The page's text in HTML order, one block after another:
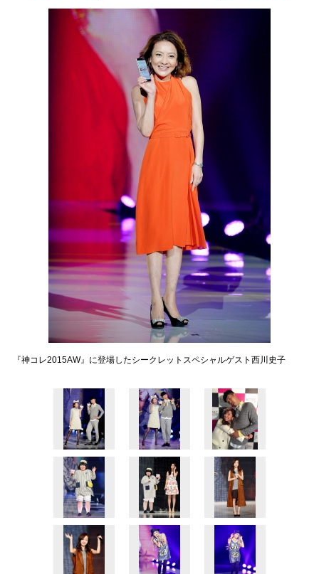
『神コレ2015AW』に登場したシークレットスペシャルゲスト西川史子